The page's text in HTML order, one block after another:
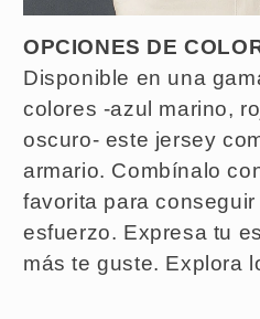
OPCIONES DE
Disponible en una
colores -azul marino,
oscuro- este jersey
armario. Combínalo
favorita para
esfuerzo. Expresa tu
más te guste. Explora